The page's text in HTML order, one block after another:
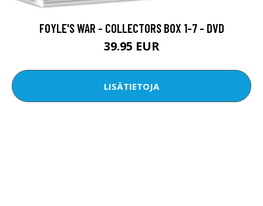
FOYLE'S WAR - COLLECTORS BOX 1-7 - DVD
39.95 EUR
LISÄTIETOJA